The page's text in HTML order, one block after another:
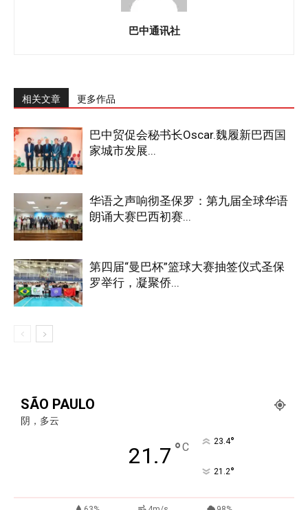
巴中通讯社
相关文章 更多作品
巴中贸促会秘书长Oscar.魏履新巴西国
家城市发展...
华语之声响彻圣保罗：第九届全球华语
朗诵大赛巴西初赛...
第四届“曼巴杯”篮球大赛抽签仪式圣保
罗举行，凝聚侨...
SÃO PAULO
阴，多云
21.7 °C 23.4°
21.2°